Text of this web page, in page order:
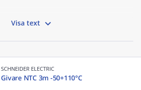
Visa text 
SCHNEIDER ELECTRIC
Givare NTC 3m -50+110°C